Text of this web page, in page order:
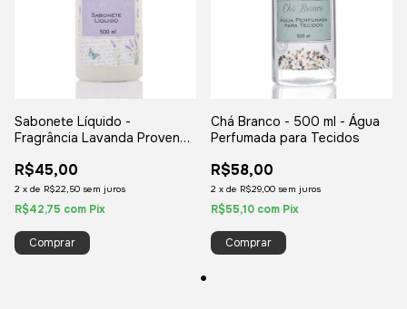
Sabonete Líquido -
Fragrância Lavanda Provence
R$45,00
2 x de R$22,50 sem juros
R$42,75 com Pix
Chá Branco - 500 ml - Água
Perfumada para Tecidos
R$58,00
2 x de R$29,00 sem juros
R$55,10 com Pix